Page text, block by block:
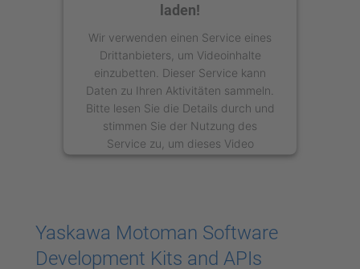
laden!
Wir verwenden einen Service eines
Drittanbieters, um Videoinhalte
einzubetten. Dieser Service kann
Daten zu Ihren Aktivitäten sammeln.
Bitte lesen Sie die Details durch und
stimmen Sie der Nutzung des
Service zu, um dieses Video
anzusehen.
Yaskawa Motoman Software
Development Kits and APIs